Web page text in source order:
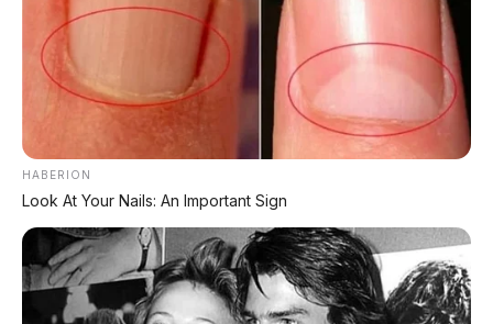
PROMO TERBATAS!
Voucher Belanja Rp 100.000
*Klik untuk klaim di marketplace pilihanmu
REKOMENDASI UNTUK ANDA
HABERION
Look At Your Nails: An Important Sign